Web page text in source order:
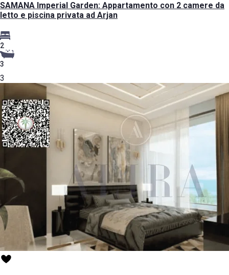
SAMANA Imperial Garden: Appartamento con 2 camere da
letto e piscina privata ad Arjan
2
3
3